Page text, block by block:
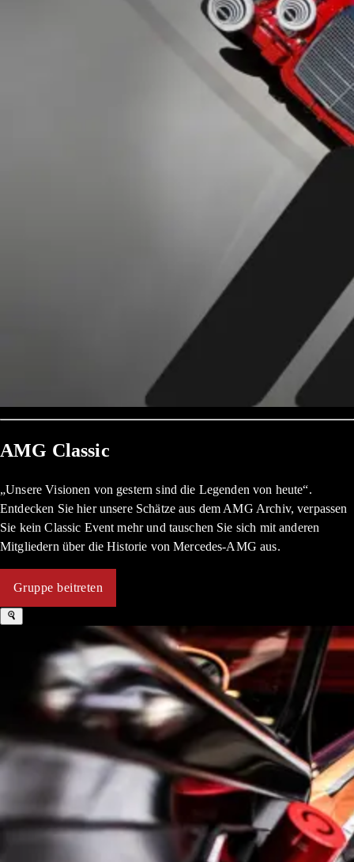
AMG Classic
„Unsere Visionen von gestern sind die Legenden von heute“.
Entdecken Sie hier unsere Schätze aus dem AMG Archiv, verpassen
Sie kein Classic Event mehr und tauschen Sie sich mit anderen
Mitgliedern über die Historie von Mercedes-AMG aus.
Gruppe beitreten